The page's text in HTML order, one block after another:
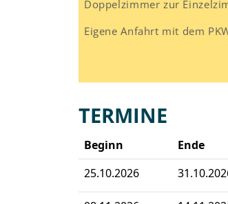
Doppelzimmer zur
Eigene Anfahrt mit dem
TERMINE
Beginn Ende
25.10.2026